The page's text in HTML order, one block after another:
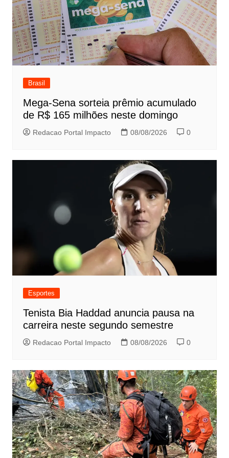
Brasil
Mega-Sena sorteia prêmio acumulado
de R$ 165 milhões neste domingo
Redacao Portal Impacto 08/08/2026 0
Esportes
Tenista Bia Haddad anuncia pausa na
carreira neste segundo semestre
Redacao Portal Impacto 08/08/2026 0